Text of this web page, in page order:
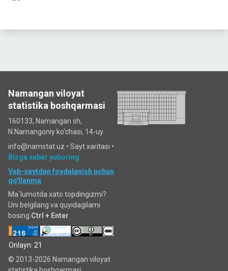
Namangan viloyat
statistika boshqarmasi
160133, Namangan sh,
N.Namangoniy ko'chasi, 14-uy.
info@namstat.uz • Sayt xaritasi •
Bizga xabar yuboring
Veb-saytdan foydalanish uchun
qo'llanma
Ma`lumotda xato topdingizmi?
Uni belgilang va quyidagilarni
bosing Ctrl + Enter
Onlayn: 21
© 2013-2026 Namangan viloyat